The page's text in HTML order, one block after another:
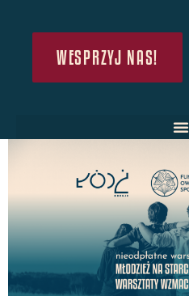
WESPRZYJ NAS!